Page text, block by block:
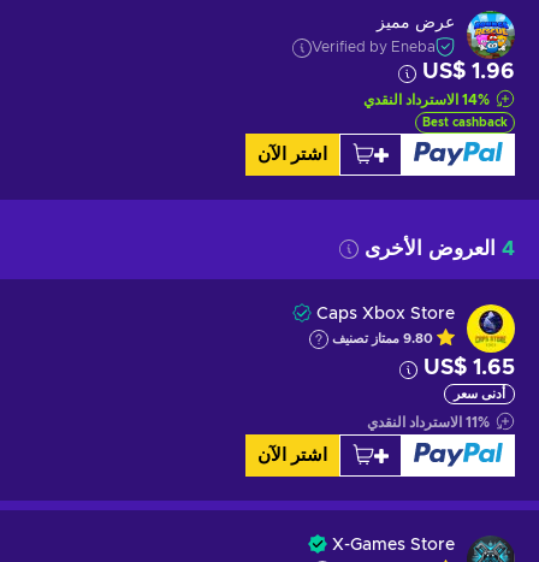
عرض مميز
Verified by Eneba
US$ 1.96
14% الاسترداد النقدي
Best cashback
اشتر الآن
4 العروض الأخرى
Caps Xbox Store
9.80 ممتاز تصنيف
US$ 1.65
أدنى سعر
11% الاسترداد النقدي
اشتر الآن
X-Games Store